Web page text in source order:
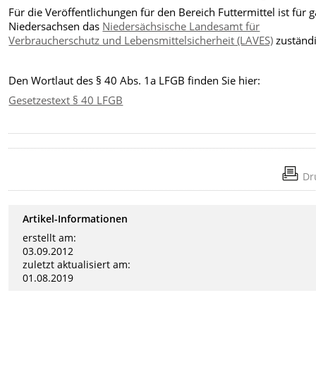
Für die Veröffentlichungen für den Bereich Futtermittel ist für
Niedersachsen das Niedersächsische Landesamt für
Verbraucherschutz und Lebensmittelsicherheit (LAVES)
Den Wortlaut des § 40 Abs. 1a LFGB finden Sie hier:
Gesetzestext § 40 LFGB
Artikel-Informationen
erstellt am:
03.09.2012
zuletzt aktualisiert am:
01.08.2019